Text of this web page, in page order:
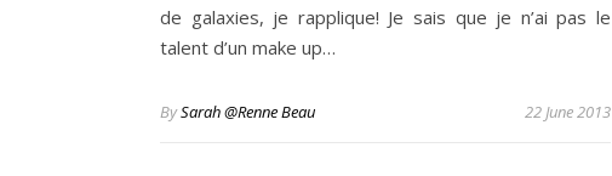
de galaxies, je rapplique! Je sais que je n’ai pas le
talent d’un make up…
BySarah @Renne Beau 22 June 2013